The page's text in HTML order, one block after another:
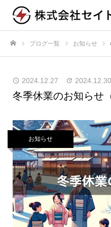
ブログ一覧 お知らせ
2024.12.27 2024.12.30
冬季休業のお知らせ
お知らせ